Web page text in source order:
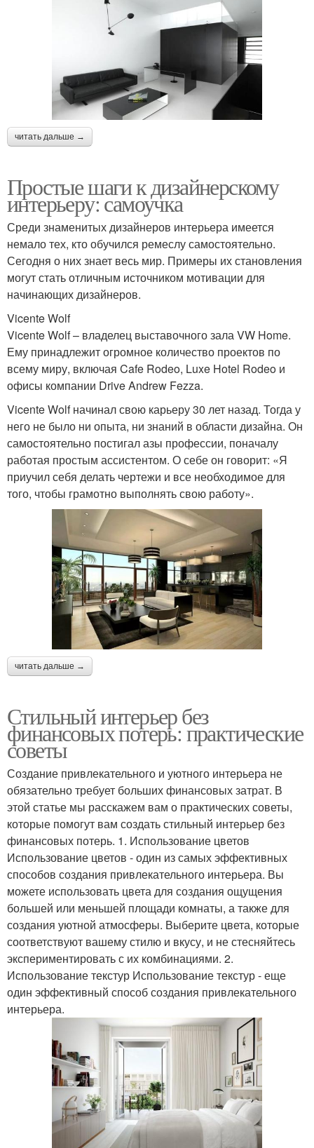
читать дальше →
Простые шаги к дизайнерскому
интерьеру: самоучка
Среди знаменитых дизайнеров интерьера имеется
немало тех, кто обучился ремеслу самостоятельно.
Сегодня о них знает весь мир. Примеры их становления
могут стать отличным источником мотивации для
начинающих дизайнеров.
Vicente Wolf
Vicente Wolf – владелец выставочного зала VW Home.
Ему принадлежит огромное количество проектов по
всему миру, включая Cafe Rodeo, Luxe Hotel Rodeo и
офисы компании Drive Andrew Fezza.
Vicente Wolf начинал свою карьеру 30 лет назад. Тогда у
него не было ни опыта, ни знаний в области дизайна. Он
самостоятельно постигал азы профессии, поначалу
работая простым ассистентом. О себе он говорит: «Я
приучил себя делать чертежи и все необходимое для
того, чтобы грамотно выполнять свою работу».
читать дальше →
Стильный интерьер без
финансовых потерь: практические
советы
Создание привлекательного и уютного интерьера не
обязательно требует больших финансовых затрат. В
этой статье мы расскажем вам о практических советы,
которые помогут вам создать стильный интерьер без
финансовых потерь. 1. Использование цветов
Использование цветов - один из самых эффективных
способов создания привлекательного интерьера. Вы
можете использовать цвета для создания ощущения
большей или меньшей площади комнаты, а также для
создания уютной атмосферы. Выберите цвета, которые
соответствуют вашему стилю и вкусу, и не стесняйтесь
экспериментировать с их комбинациями. 2.
Использование текстур Использование текстур - еще
один эффективный способ создания привлекательного
интерьера.